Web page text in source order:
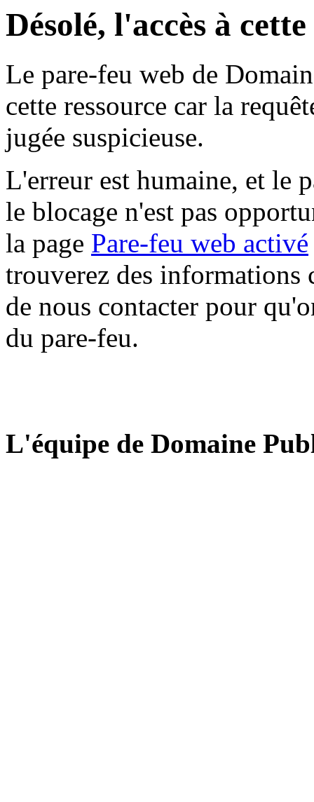
Désolé, l'accès à
Le pare-feu web de
cette ressource car la
jugée suspicieuse.
L'erreur est humaine, et le
le blocage n'est pas
la page Pare-feu web activé
trouverez des informations
de nous contacter pour
du pare-feu.
L'équipe de Domaine